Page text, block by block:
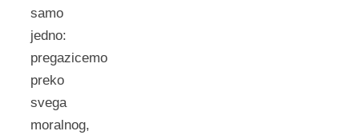
samo
jedno:
pregazicemo
preko
svega
moralnog,